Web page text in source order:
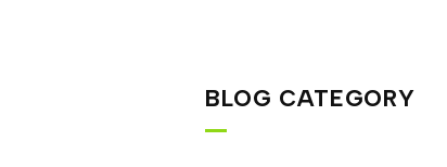
BLOG CATEGORY